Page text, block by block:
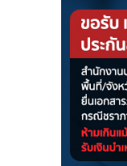
บุญธรรมที่ชอบด้
า ที่ถูกต้องตามกฎ